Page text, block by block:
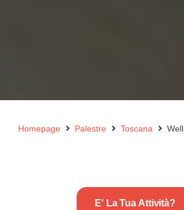
Homepage Palestre Toscana
E' La Tua Attività?